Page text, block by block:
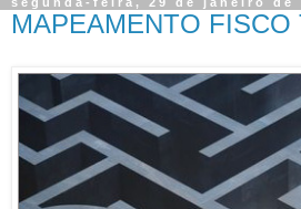
MAPEAMENTO FISCO